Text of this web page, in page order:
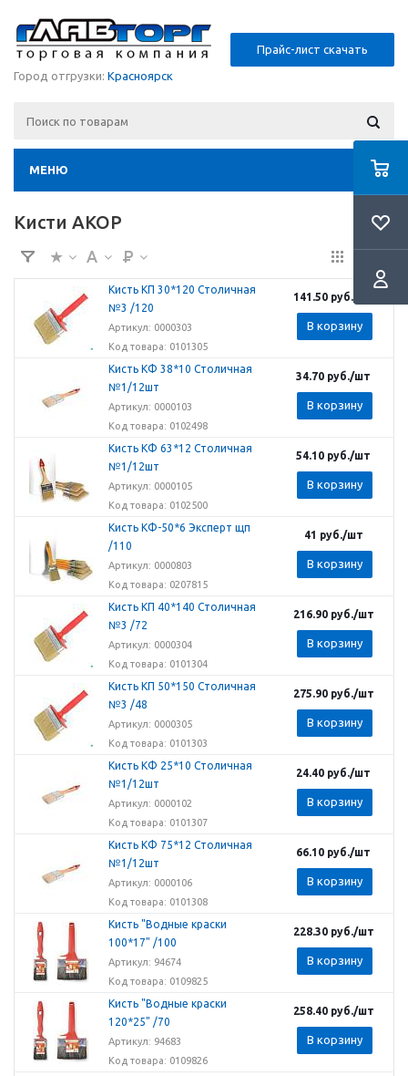
Прайс-лист скачать
Город отгрузки: Красноярск
МЕНЮ
Кисти АКОР
Кисть КП 30*120 Столичная
№3 /120
Артикул: 0000303
Код товара: 0101305
141.50руб./шт
В корзину
Кисть КФ 38*10 Столичная
№1/12шт
Артикул: 0000103
Код товара: 0102498
34.70 руб./шт
В корзину
Кисть КФ 63*12 Столичная
№1/12шт
Артикул: 0000105
Код товара: 0102500
54.10 руб./шт
В корзину
Кисть КФ-50*6 Эксперт щп
/110
Артикул: 0000803
Код товара: 0207815
41 руб./шт
В корзину
Кисть КП 40*140 Столичная
№3 /72
Артикул: 0000304
Код товара: 0101304
216.90руб./шт
В корзину
Кисть КП 50*150 Столичная
№3 /48
Артикул: 0000305
Код товара: 0101303
275.90руб./шт
В корзину
Кисть КФ 25*10 Столичная
№1/12шт
Артикул: 0000102
Код товара: 0101307
24.40 руб./шт
В корзину
Кисть КФ 75*12 Столичная
№1/12шт
Артикул: 0000106
Код товара: 0101308
66.10 руб./шт
В корзину
Кисть "Водные краски
100*17" /100
Артикул: 94674
Код товара: 0109825
228.30руб./шт
В корзину
Кисть "Водные краски
120*25" /70
Артикул: 94683
Код товара: 0109826
258.40руб./шт
В корзину